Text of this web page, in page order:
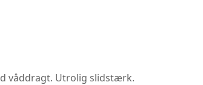
våddragt. Utrolig slidstærk.